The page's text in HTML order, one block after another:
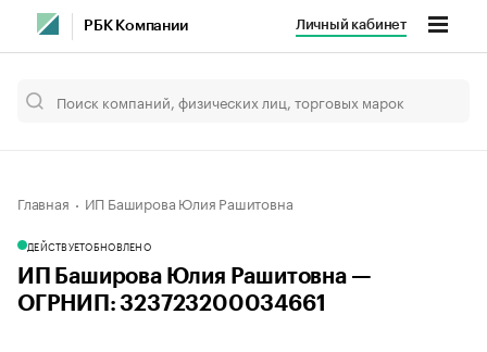
РБК Компании Личный кабинет
Главная ИП Баширова Юлия Рашитовна
ДЕЙСТВУЕТОБНОВЛЕНО
ИП Баширова Юлия Рашитовна —
ОГРНИП: 323723200034661